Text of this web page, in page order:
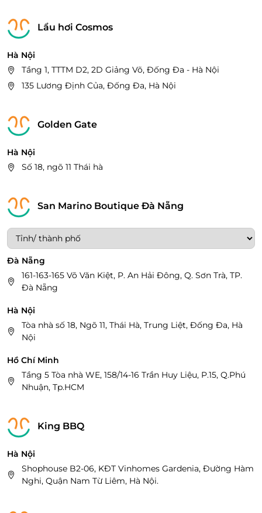
243/42 Đ. Tô Hiến Thành, Phường 13, Quận 10, Thành
phố Hồ Chí Minh
116A Lý Phục Man, Phường Bình Thuận
Đồng Nai
F256 Đ. Võ Thị Sáu, Thống Nhất, Thành phố Biên
Bà Rịa Vũng Tàu
116 Nam Kỳ Khởi Nghĩa, Phường Thắng Tam, Thành
phố Vũng Tầu, Bà Rịa - Vũng Tàu
Bình Dương
Một, Bình Dương.
B7 Võ Văn Kiệt, Phú Thuỷ, Thành phố Phan Thiết,
Bình Thuận
Lẩu hơi Cosmos
Hà Nội
Tầng 1, TTTM D2, 2D Giảng Võ, Đống Đa - Hà Nội
135 Lương Định Của, Đống Đa, Hà Nội
Golden Gate
Hà Nội
Số 18, ngõ 11 Thái hà
San Marino Boutique Đà Nẵng
Đà Nẵng
161-163-165 Võ Văn Kiệt, P. An Hải Đông, Q. Sơn Trà, TP.
Đà Nẵng
Hà Nội
Tòa nhà số 18, Ngõ 11, Thái Hà, Trung Liệt, Đống Đa, Hà
Nội
Hồ Chí Minh
Tầng 5 Tòa nhà WE, 158/14-16 Trần Huy Liệu, P.15, Q.Phú
Nhuận, Tp.HCM
King BBQ
Hà Nội
Shophouse B2-06, KĐT Vinhomes Gardenia, Đường Hàm
Nghi, Quận Nam Từ Liêm, Hà Nội.